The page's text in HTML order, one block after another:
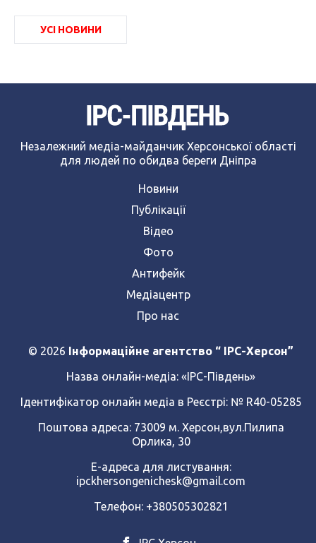
УСІ НОВИНИ
Незалежний медіа-майданчик Херсонської області
для людей по обидва береги Дніпра
Новини
Публікації
Відео
Фото
Антифейк
Медіацентр
Про нас
© 2026 Інформаційне агентство “ IPC-Херсон”
Назва онлайн-медіа: «ІРС-Південь»
Ідентифікатор онлайн медіа в Реєстрі: № R40-05285
Поштова адреса: 73009 м. Херсон,вул.Пилипа
Орлика, 30
Е-адреса для листування:
ipckhersongenichesk@gmail.com
Телефон: +380505302821